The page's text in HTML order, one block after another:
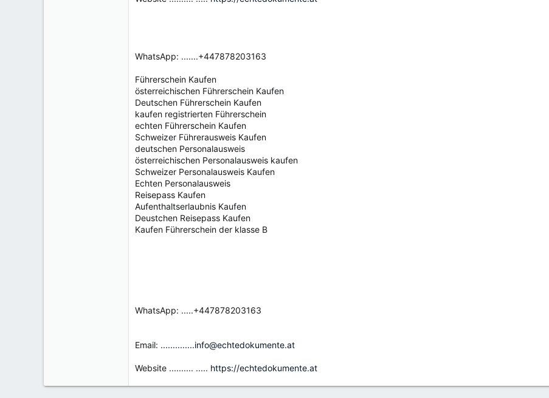
WhatsApp: .......+447878203163
Führerschein Kaufen
österreichischen Führerschein Kaufen
Deutschen Führerschein Kaufen
kaufen registrierten Führerschein
echten Führerschein Kaufen
Schweizer Führerausweis Kaufen
deutschen Personalausweis
österreichischen Personalausweis kaufen
Schweizer Personalausweis Kaufen
Echten Personalausweis
Reisepass Kaufen
Aufenthaltserlaubnis Kaufen
Deustchen Reisepass Kaufen
Kaufen Führerschein der klasse B
WhatsApp: .....+447878203163
Email: ..............info@echtedokumente.at
Website .......... ..... https://echtedokumente.at